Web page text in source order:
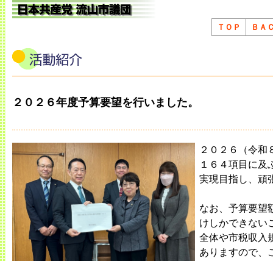
ＴＯＰ ＢＡ
２０２６年度予算要望を行いました。
２０２６（令和
１６４項目に及
実現目指し、頑
なお、予算要望
けしかできない
全体や市税収入
ありますので、